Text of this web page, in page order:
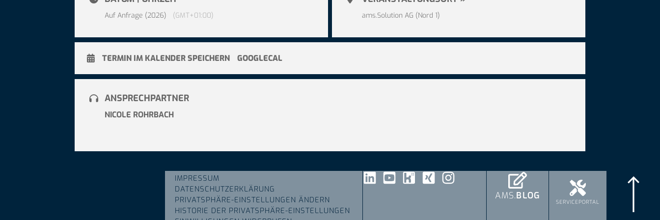
Auf Anfrage (2026) (GMT+01:00) ams.Solution AG (Nord 1)
TERMIN IM KALENDER SPEICHERN GOOGLECAL
ANSPRECHPARTNER
NICOLE ROHRBACH
IMPRESSUM
DATENSCHUTZERKLÄRUNG
PRIVATSPHÄRE-EINSTELLUNGEN ÄNDERN
HISTORIE DER PRIVATSPHÄRE-EINSTELLUNGEN
AMS.BLOG
SERVICEPORTAL